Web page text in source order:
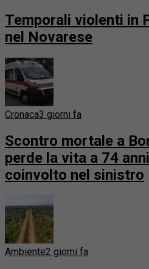
Temporali violenti in
nel Novarese
Cronaca3 giorni fa
Scontro mortale a
perde la vita a 74
coinvolto nel sinistro
Ambiente2 giorni fa